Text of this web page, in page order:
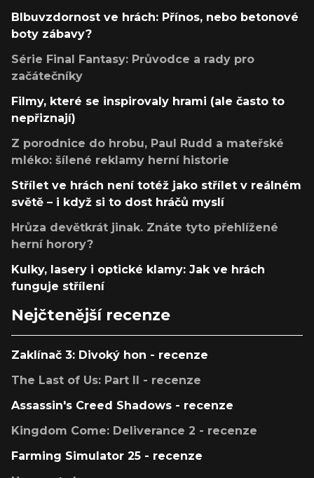
Blbuvzdornost ve hrách: Přínos, nebo betonové
boty zábavy?
Série Final Fantasy: Průvodce a rady pro
začátečníky
Filmy, které se inspirovaly hrami (ale často to
nepřiznají)
Z porodnice do hrobu, Paul Rudd a mateřské
mléko: šílené reklamy herní historie
Střílet ve hrách není totéž jako střílet v reálném
světě – i když si to dost hráčů myslí
Hrůza devětkrát jinak. Znáte tyto přehlížené
herní horory?
Kulky, lasery i optické klamy: Jak ve hrách
funguje střílení
Nejčtenější recenze
Zaklínač 3: Divoký hon - recenze
The Last of Us: Part II - recenze
Assassin's Creed Shadows - recenze
Kingdom Come: Deliverance 2 - recenze
Farming Simulator 25 - recenze